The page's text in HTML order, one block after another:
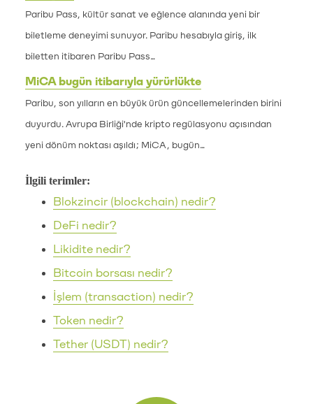
Paribu Pass, kültür sanat ve eğlence alanında yeni bir
biletleme deneyimi sunuyor. Paribu hesabıyla giriş, ilk
biletten itibaren Paribu Pass...
MiCA bugün itibarıyla yürürlükte
Paribu, son yılların en büyük ürün güncellemelerinden birini
duyurdu. Avrupa Birliği'nde kripto regülasyonu açısından
yeni dönüm noktası aşıldı; MiCA, bugün...
İlgili terimler:
Blokzincir (blockchain) nedir?
DeFi nedir?
Likidite nedir?
Bitcoin borsası nedir?
İşlem (transaction) nedir?
Token nedir?
Tether (USDT) nedir?